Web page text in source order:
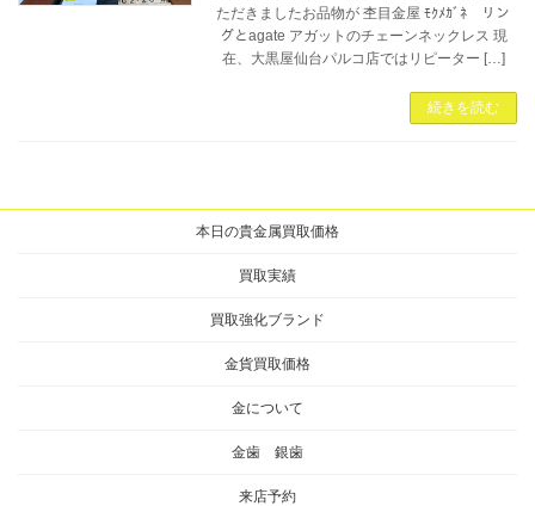
ただきましたお品物が 杢目金屋 ﾓｸﾒｶﾞﾈ リン
グとagate アガットのチェーンネックレス 現
在、大黒屋仙台パルコ店ではリピーター […]
続きを読む
本日の貴金属買取価格
買取実績
買取強化ブランド
金貨買取価格
金について
金歯 銀歯
来店予約